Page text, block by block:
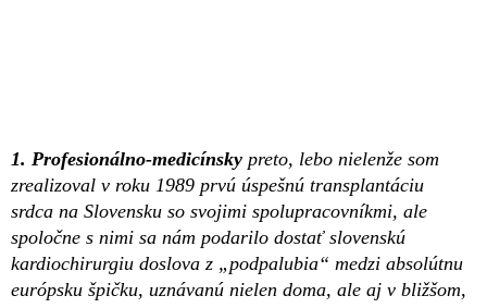
1. Profesionálno-medicínsky preto, lebo nielenže som
zrealizoval v roku 1989 prvú úspešnú transplantáciu
srdca na Slovensku so svojimi spolupracovníkmi, ale
spoločne s nimi sa nám podarilo dostať slovenskú
kardiochirurgiu doslova z „podpalubia“ medzi absolútnu
európsku špičku, uznávanú nielen doma, ale aj v bližšom,